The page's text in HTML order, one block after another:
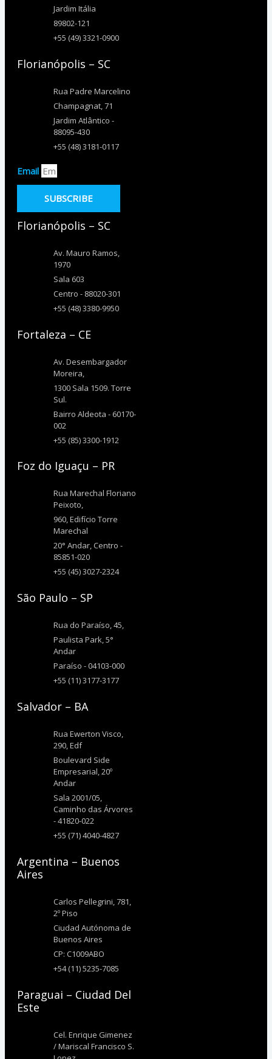
Jardim Itália
89802-121
+55 (49) 3321-0900
Florianópolis – SC
Rua Padre Marcelino
Champagnat, 71
Jardim Atlântico -
88095-430
+55 (48) 3181-0117
Email
SUBSCRIBE
Florianópolis – SC
Av. Mauro Ramos,
1970
Sala 603
Centro - 88020-301
+55 (48) 3380-9950
Fortaleza – CE
Av. Desembargador
Moreira,
1300 Sala 1509. Torre
Sul.
Bairro Aldeota - 60170-
002
+55 (85) 3300-1912
Foz do Iguaçu – PR
Rua Marechal Floriano
Peixoto,
960, Edifício Torre
Marechal
20° Andar, Centro -
85851-020
+55 (45) 3027-2324
São Paulo – SP
Rua do Paraíso, 45,
Paulista Park, 5°
Andar
Paraíso - 04103-000
+55 (11) 3177-3177
Salvador – BA
Rua Ewerton Visco,
290, Edf
Boulevard Side
Empresarial, 20º
Andar
Sala 2001/05,
Caminho das Árvores
- 41820-022
+55 (71) 4040-4827
Argentina – Buenos
Aires
Carlos Pellegrini, 781,
2º Piso
Ciudad Autónoma de
Buenos Aires
CP: C1009ABO
+54 (11) 5235-7085
Paraguai – Ciudad Del
Este
Cel. Enrique Gimenez
/ Mariscal Francisco S.